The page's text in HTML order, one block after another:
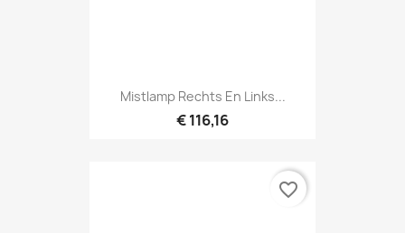
Mistlamp Rechts En Links...
€ 116,16
favorite_border